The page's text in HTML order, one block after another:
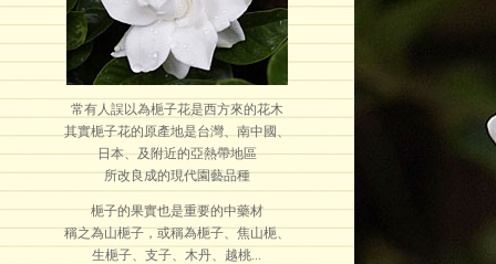
常有人誤以為梔子花是西方來的花木
其實梔子花的原產地是台灣、南中國、
日本、及附近的亞熱帶地區
所改良成的現代園藝品種
梔子的果實也是重要的中藥材
稱之為山梔子，或稱為梔子、焦山梔、
生梔子、支子、木丹、越桃...